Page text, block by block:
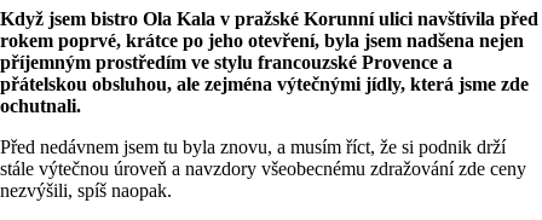
Když jsem bistro Ola Kala v pražské Korunní ulici navštívila před
rokem poprvé, krátce po jeho otevření, byla jsem nadšena nejen
příjemným prostředím ve stylu francouzské Provence a
přátelskou obsluhou, ale zejména výtečnými jídly, která jsme zde
ochutnali.
Před nedávnem jsem tu byla znovu, a musím říct, že si podnik drží
stále výtečnou úroveň a navzdory všeobecnému zdražování zde ceny
nezvýšili, spíš naopak.